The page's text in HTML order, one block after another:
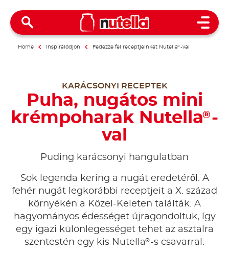
Open
Home Inspirálódjon Fedezze fel receptjeinket Nutella®-val
KARÁCSONYI RECEPTEK
Puha, nugátos mini
krémpoharak Nutella® -
val
Puding karácsonyi hangulatban
Sok legenda kering a nugát eredetéről. A
fehér nugát legkorábbi receptjeit a X. század
környékén a Közel-Keleten találták. A
hagyományos édességet újragondoltuk, így
egy igazi különlegességet tehet az asztalra
szentestén egy kis Nutella®-s csavarral.